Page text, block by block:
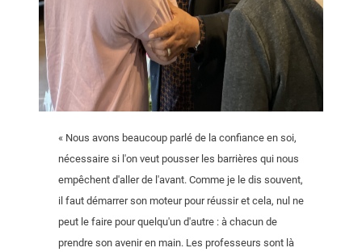
« Nous avons beaucoup parlé de la confiance en soi,
nécessaire si l'on veut pousser les barrières qui nous
empêchent d'aller de l'avant. Comme je le dis souvent,
il faut démarrer son moteur pour réussir et cela, nul ne
peut le faire pour quelqu'un d'autre : à chacun de
prendre son avenir en main. Les professeurs sont là